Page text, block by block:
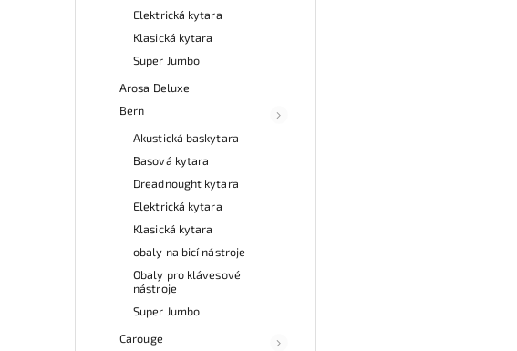
Elektrická kytara
Klasická kytara
Super Jumbo
Arosa Deluxe
Bern
Akustická baskytara
Basová kytara
Dreadnought kytara
Elektrická kytara
Klasická kytara
obaly na bicí nástroje
Obaly pro klávesové
nástroje
Super Jumbo
Carouge